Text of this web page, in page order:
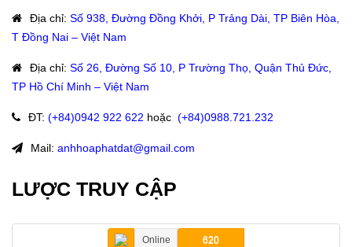
Địa chỉ: Số 938, Đường Đồng Khởi, P Trảng Dài, TP Biên Hòa,
T Đồng Nai – Việt Nam
Địa chỉ: Số 26, Đường Số 10, P Trường Thọ, Quận Thủ Đức,
TP Hồ Chí Minh – Việt Nam
ĐT: (+84)0942 922 622 hoặc: (+84)0988.721.232
Mail: anhhoaphatdat@gmail.com
LƯỢC TRUY CẬP
Online 620